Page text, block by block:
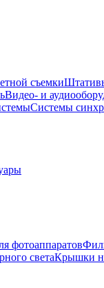
съемки
Видео- и
Системы
фотоаппаратов
светаКрышки